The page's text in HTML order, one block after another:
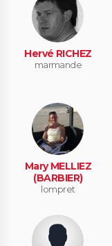
Hervé RICHEZ
marmande
Mary MELLIEZ
(BARBIER)
lompret